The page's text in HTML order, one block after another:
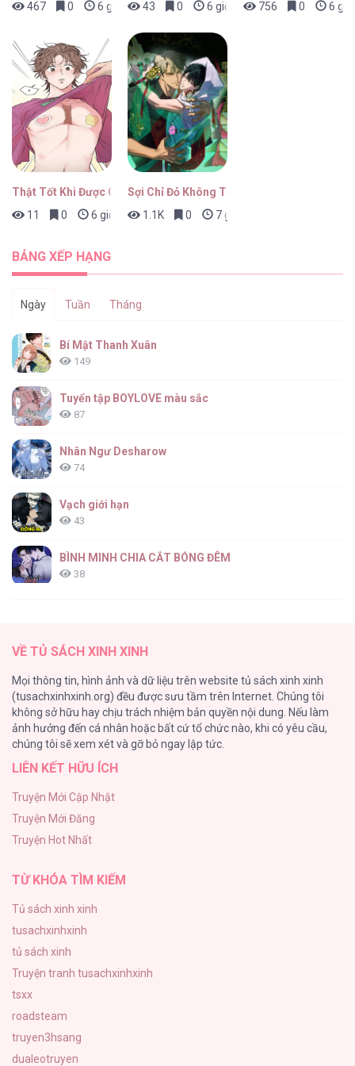
467
0 6 giờ trước
43
0 6 giờ trước756
0 6
Thật Tốt Khi Được Gặp Em
11
0 6 giờ trước
Sợi Chỉ Đỏ Không Tàn
1.1K
0 7 giờ trước
BẢNG XẾP HẠNG
Ngày Tuần Tháng
Bí Mật Thanh Xuân
149
Tuyển tập BOYLOVE màu sắc
87
Nhân Ngư Desharow
74
Vạch giới hạn
43
BÌNH MINH CHIA CẮT BÓNG ĐÊM
38
26
Rổn Nước Lì
26
Tuyển Tập Manhwa Côn Trùng
Phạm Luật
25
VỀ TỦ SÁCH XINH XINH
Mọi thông tin, hình ảnh và dữ liệu trên website tủ sách xinh xinh
(tusachxinhxinh.org) đều được sưu tầm trên Internet. Chúng tôi
không sở hữu hay chịu trách nhiệm bản quyền nội dung. Nếu làm
ảnh hưởng đến cá nhân hoặc bất cứ tổ chức nào, khi có yêu cầu,
chúng tôi sẽ xem xét và gỡ bỏ ngay lập tức.
LIÊN KẾT HỮU ÍCH
Truyện Mới Cập Nhật
Truyện Mới Đăng
Truyện Hot Nhất
TỪ KHÓA TÌM KIẾM
Tủ sách xinh xinh
tusachxinhxinh
tủ sách xinh
Truyện tranh tusachxinhxinh
tsxx
roadsteam
truyen3hsang
dualeotruyen